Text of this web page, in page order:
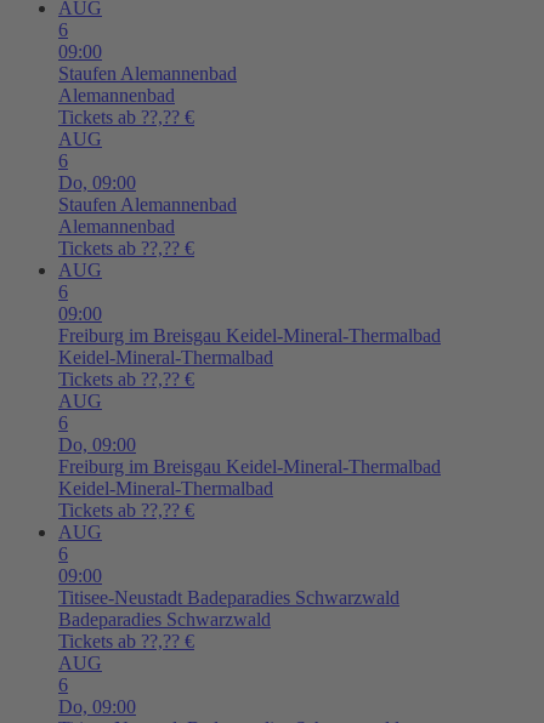
AUG
6
09:00
Staufen Alemannenbad
Alemannenbad
Tickets ab ??,?? €
AUG
6
Do, 09:00
Staufen Alemannenbad
Alemannenbad
Tickets ab ??,?? €
AUG
6
09:00
Freiburg im Breisgau Keidel-Mineral-Thermalbad
Keidel-Mineral-Thermalbad
Tickets ab ??,?? €
AUG
6
Do, 09:00
Freiburg im Breisgau Keidel-Mineral-Thermalbad
Keidel-Mineral-Thermalbad
Tickets ab ??,?? €
AUG
6
09:00
Titisee-Neustadt Badeparadies Schwarzwald
Badeparadies Schwarzwald
Tickets ab ??,?? €
AUG
6
Do, 09:00